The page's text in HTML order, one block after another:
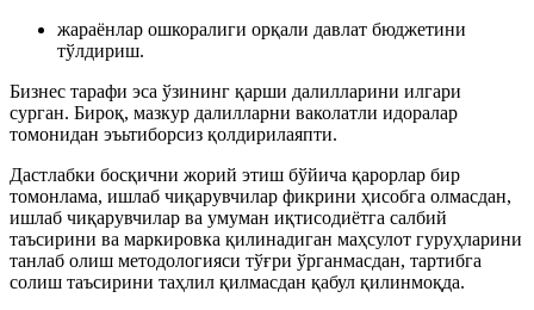
жараёнлар ошкоралиги орқали давлат бюджетини
тўлдириш.
Бизнес тарафи эса ўзининг қарши далилларини илгари
сурган. Бироқ, мазкур далилларни ваколатли идоралар
томонидан эъьтиборсиз қолдирилаяпти.
Дастлабки босқични жорий этиш бўйича қарорлар бир
томонлама, ишлаб чиқарувчилар фикрини ҳисобга олмасдан,
ишлаб чиқарувчилар ва умуман иқтисодиётга салбий
таъсирини ва маркировка қилинадиган маҳсулот гуруҳларини
танлаб олиш методологияси тўғри ўрганмасдан, тартибга
солиш таъсирини таҳлил қилмасдан қабул қилинмоқда.